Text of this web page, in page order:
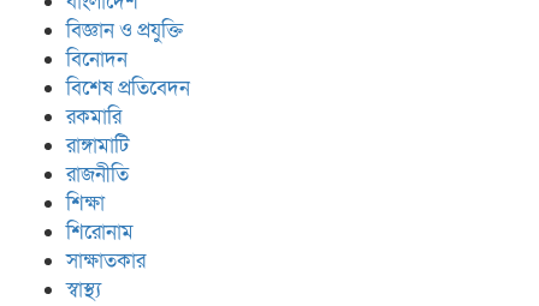
বিজ্ঞান ও প্রযুক্তি
বিনোদন
বিশেষ প্রতিবেদন
রকমারি
রাঙ্গামাটি
রাজনীতি
শিক্ষা
শিরোনাম
সাক্ষাতকার
স্বাস্থ্য